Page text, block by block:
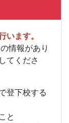
います。
情報があり
てくださ
登下校する
と